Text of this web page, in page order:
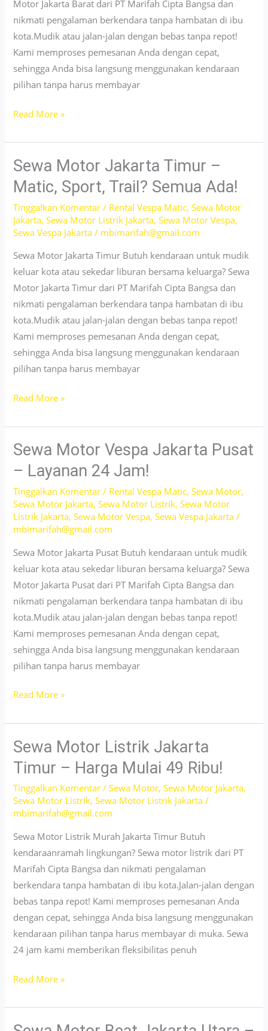
Motor Jakarta Barat dari PT Marifah Cipta Bangsa dan
nikmati pengalaman berkendara tanpa hambatan di ibu
kota.Mudik atau jalan-jalan dengan bebas tanpa repot!
Kami memproses pemesanan Anda dengan cepat,
sehingga Anda bisa langsung menggunakan kendaraan
pilihan tanpa harus membayar
Sewa
Jenis
Motor
Jakarta
Barat
–
Pelayanan
Jam!
Read More »
Sewa Motor Jakarta Timur –
Matic, Sport, Trail? Semua Ada!
Tinggalkan Komentar / Rental Vespa Matic,Sewa Motor
Jakarta,Sewa Motor Listrik Jakarta,Sewa Motor Vespa,
Sewa Vespa Jakarta / mbimarifah@gmail.com
Sewa Motor Jakarta Timur Butuh kendaraan untuk mudik
keluar kota atau sekedar liburan bersama keluarga? Sewa
Motor Jakarta Timur dari PT Marifah Cipta Bangsa dan
nikmati pengalaman berkendara tanpa hambatan di ibu
kota.Mudik atau jalan-jalan dengan bebas tanpa repot!
Kami memproses pemesanan Anda dengan cepat,
sehingga Anda bisa langsung menggunakan kendaraan
pilihan tanpa harus membayar
Sewa
Jakarta
Timur
Matic,
Sport,
Trail?
Semua
Read More »
Sewa Motor Vespa Jakarta Pusat
– Layanan 24 Jam!
Tinggalkan Komentar / Rental Vespa Matic,Sewa Motor,
Sewa Motor Jakarta,Sewa Motor Listrik,Sewa Motor
Listrik Jakarta,Sewa Motor Vespa,Sewa Vespa Jakarta /
mbimarifah@gmail.com
Sewa Motor Jakarta Pusat Butuh kendaraan untuk mudik
keluar kota atau sekedar liburan bersama keluarga? Sewa
Motor Jakarta Pusat dari PT Marifah Cipta Bangsa dan
nikmati pengalaman berkendara tanpa hambatan di ibu
kota.Mudik atau jalan-jalan dengan bebas tanpa repot!
Kami memproses pemesanan Anda dengan cepat,
sehingga Anda bisa langsung menggunakan kendaraan
pilihan tanpa harus membayar
Sewa
Vespa
Jakarta
Pusat
–
Layanan
24
Read More »
Sewa Motor Listrik Jakarta
Timur – Harga Mulai 49 Ribu!
Tinggalkan Komentar /Sewa Motor,Sewa Motor Jakarta,
Sewa Motor Listrik,Sewa Motor Listrik Jakarta /
mbimarifah@gmail.com
Sewa Motor Listrik Murah Jakarta Timur Butuh
kendaraanramah lingkungan? Sewa motor listrik dari PT
Marifah Cipta Bangsa dan nikmati pengalaman
berkendara tanpa hambatan di ibu kota.Jalan-jalan dengan
bebas tanpa repot! Kami memproses pemesanan Anda
dengan cepat, sehingga Anda bisa langsung menggunakan
kendaraan pilihan tanpa harus membayar di muka. Sewa
24 jam kami memberikan fleksibilitas penuh
Sewa
Listrik
Jakarta
Read More »